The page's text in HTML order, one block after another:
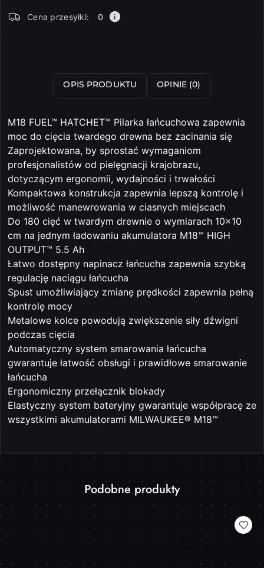
i
Cena przesyłki: 0
OPIS PRODUKTU OPINIE (0)
M18 FUEL™ HATCHET™ Pilarka łańcuchowa zapewnia
moc do cięcia twardego drewna bez zacinania się
Zaprojektowana, by sprostać wymaganiom
profesjonalistów od pielęgnacji krajobrazu,
dotyczącym ergonomii, wydajności i trwałości
Kompaktowa konstrukcja zapewnia lepszą kontrolę i
możliwość manewrowania w ciasnych miejscach
Do 180 cięć w twardym drewnie o wymiarach 10x10
cm na jednym ładowaniu akumulatora M18™ HIGH
OUTPUT™ 5.5 Ah
Łatwo dostępny napinacz łańcucha zapewnia szybką
regulację naciągu łańcucha
Spust umożliwiający zmianę prędkości zapewnia pełną
kontrolę mocy
Metalowe kolce powodują zwiększenie siły dźwigni
podczas cięcia
Automatyczny system smarowania łańcucha
gwarantuje łatwość obsługi i prawidłowe smarowanie
łańcucha
Ergonomiczny przełącznik blokady
Elastyczny system bateryjny gwarantuje współpracę ze
wszystkimi akumulatorami MILWAUKEE® M18™
Pomiń karuzelę produktów
Produkty
statusie:
Podobne produkty